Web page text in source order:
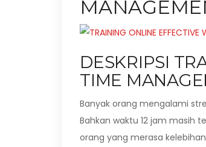
DESKRIPSI
TIME
Banyak orang mengalami
Bahkan waktu 12 jam masih
orang yang merasa